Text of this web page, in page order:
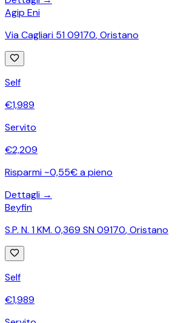
Agip Eni
Via Cagliari 51 09170,Oristano
Self
€1,989
Servito
€2,209
Risparmi ~0,55€ a pieno
Dettagli →
Beyfin
S.P. N. 1 KM. 0,369 SN 09170,Oristano
Self
€1,989